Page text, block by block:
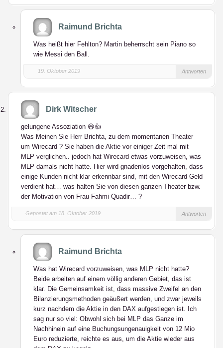
Raimund Brichta
Was heißt hier Fehlton? Martin beherrscht sein Piano so
wie Messi den Ball.
19. Oktober 2019 Antworten
Dirk Witscher
gelungene Assoziation 😃👍
Was Meinen Sie Herr Brichta, zu dem momentanen Theater
um Wirecard ? Sie haben die Aktie vor einiger Zeit mal mit
MLP verglichen.. jedoch hat Wirecard etwas vorzuweisen, was
MLP damals nicht hatte. Hier wird gnadenlos vorgehalten, dass
einige Kunden nicht klar erkennbar sind, mit den Wirecard Geld
verdient hat… was halten Sie von diesen ganzen Theater bzw.
der Motivation von Frau Fahmi Quadir… ?
Gepostet am 18. Oktober 2019 Antworten
Raimund Brichta
Was hat Wirecard vorzuweisen, was MLP nicht hatte?
Beide arbeiten auf einem völlig anderen Gebiet, das ist
klar. Die Gemeinsamkeit ist, dass massive Zweifel an den
Bilanzierungsmethoden geäußert werden, und zwar jeweils
kurz nachdem die Aktie in den DAX aufgestiegen ist. Ich
sag nur so viel: Obwohl sich bei MLP das Ganze im
Nachhinein auf eine Buchungsungenauigkeit von 12 Mio
Euro reduzierte, reichte es aus, um die Aktie wieder aus